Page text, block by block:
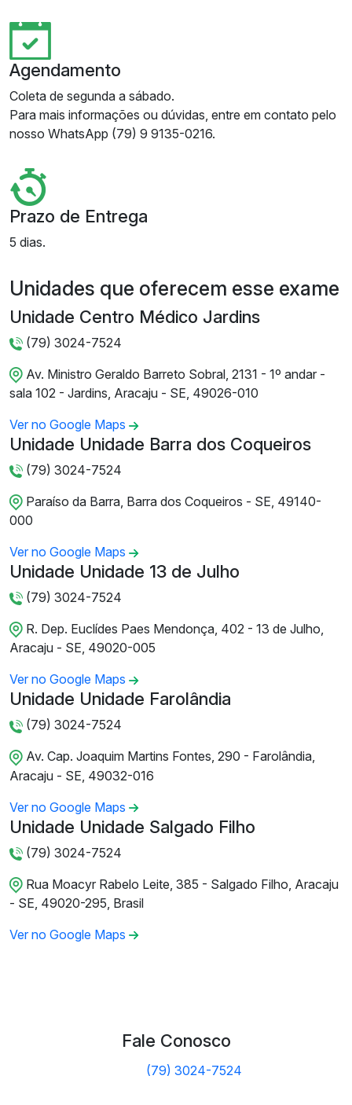
Agendamento
Coleta de segunda a sábado.
Para mais informações ou dúvidas, entre em contato pelo
nosso WhatsApp (79) 9 9135-0216.
Prazo de Entrega
5 dias.
Unidades que oferecem esse exame
Unidade Centro Médico Jardins
(79) 3024-7524
Av. Ministro Geraldo Barreto Sobral, 2131 - 1º andar -
sala 102 - Jardins, Aracaju - SE, 49026-010
Ver no Google Maps
Unidade Unidade Barra dos Coqueiros
(79) 3024-7524
Paraíso da Barra, Barra dos Coqueiros - SE, 49140-
000
Ver no Google Maps
Unidade Unidade 13 de Julho
(79) 3024-7524
R. Dep. Euclídes Paes Mendonça, 402 - 13 de Julho,
Aracaju - SE, 49020-005
Ver no Google Maps
Unidade Unidade Farolândia
(79) 3024-7524
Av. Cap. Joaquim Martins Fontes, 290 - Farolândia,
Aracaju - SE, 49032-016
Ver no Google Maps
Unidade Unidade Salgado Filho
(79) 3024-7524
Rua Moacyr Rabelo Leite, 385 - Salgado Filho, Aracaju
- SE, 49020-295, Brasil
Ver no Google Maps
Fale Conosco
(79) 3024-7524